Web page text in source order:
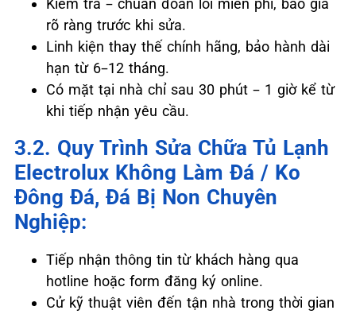
Kiểm tra – chuẩn đoán lỗi miễn phí, báo giá
rõ ràng trước khi sửa.
Linh kiện thay thế chính hãng, bảo hành dài
hạn từ 6–12 tháng.
Có mặt tại nhà chỉ sau 30 phút – 1 giờ kể từ
khi tiếp nhận yêu cầu.
3.2. Quy Trình Sửa Chữa Tủ Lạnh
Electrolux Không Làm Đá / Ko
Đông Đá, Đá Bị Non Chuyên
Nghiệp:
Tiếp nhận thông tin từ khách hàng qua
hotline hoặc form đăng ký online.
Cử kỹ thuật viên đến tận nhà trong thời gian